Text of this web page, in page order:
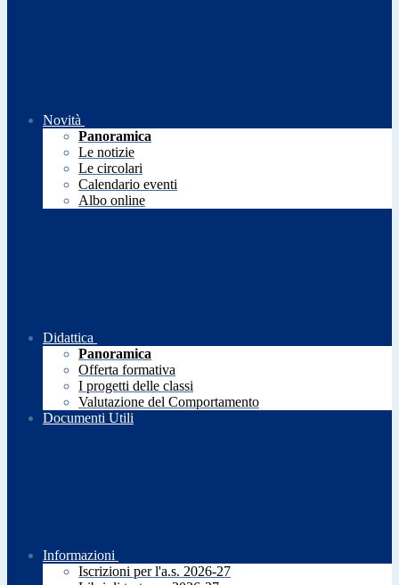
Novità
Panoramica
Le notizie
Le circolari
Calendario eventi
Albo online
Didattica
Panoramica
Offerta formativa
I progetti delle classi
Valutazione del Comportamento
Documenti Utili
Informazioni
Iscrizioni per l'a.s. 2026-27